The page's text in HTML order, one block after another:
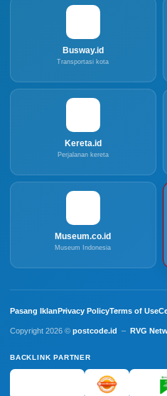
Busway.id
Transportasi kota
Kereta.id
Perjalanan kereta
Museum.co.id
Museum Indonesia
Pasang IklanPrivacy PolicyTerms of Use
Copyright 2026 © postcode.id – RVG
BACKLINK PARTNER